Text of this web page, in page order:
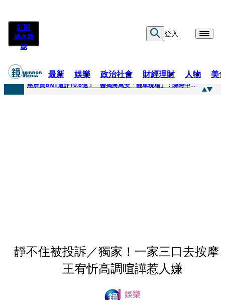
訂閱
紙本雜
誌
登入
最新 娛樂 政治社會 財經理財 人物 美
快訊
慈濟買BNT遭詐10.6億！ 醫揭蔣萬安「翻車現場」：陳時中當年是阻止被騙
靜不住被投訴／獨家！一家三口去按
王宥忻高調喧譁惹人嫌
娛樂